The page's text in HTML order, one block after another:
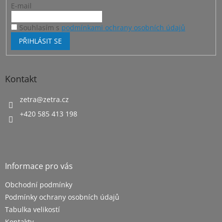
E-mail
Souhlasím s podmínkami ochrany osobních údajů
PŘIHLÁSIT SE
Kontakt
zetra@zetra.cz
+420 585 413 198
Informace pro vás
Obchodní podmínky
Podmínky ochrany osobních údajů
Tabulka velikostí